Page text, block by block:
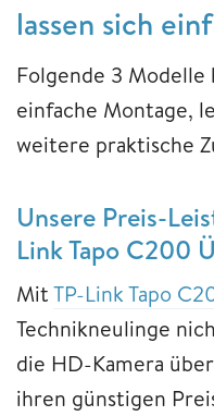
lassen sich
Folgende 3
einfache Montage,
weitere praktische
Unsere Preis-
Link Tapo C200
MitTP-Link Tapo
Technikneulinge
die HD-Kamera
ihren günstigen